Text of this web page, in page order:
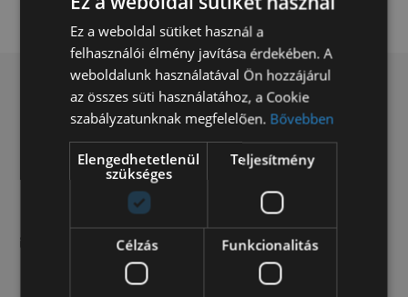
9012, Győr, Malom u. 55.
H-P: 8-17 | Szo: 8-12
info@kisteherauto.hu
+36 (96) 556 458
Ez a weboldal sütiket használ a
felhasználói élmény javítása érdekében. A
weboldalunk használatával Ön hozzájárul
az összes süti használatához, a Cookie
szabályzatunknak megfelelően. Bővebben
Elengedhetetlenül
szükséges
Teljesítmény
Célzás Funkcionalitás